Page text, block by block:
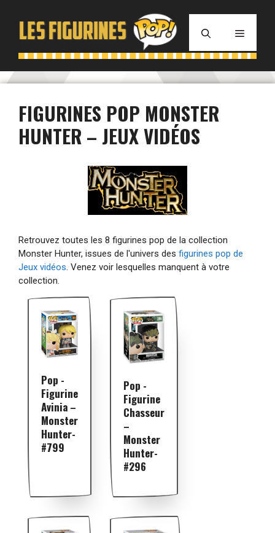
contenu
MENU
FIGURINES POP MONSTER
HUNTER – JEUX VIDÉOS
Retrouvez toutes les 8 figurines pop de la collection
Monster Hunter, issues de l'univers des figurines pop de
Jeux vidéos. Venez voir lesquelles manquent à votre
collection.
Pop -
Figurine
Avinia –
Monster
Hunter-
#799
Pop -
Figurine
Chasseur
–
Monster
Hunter-
#296